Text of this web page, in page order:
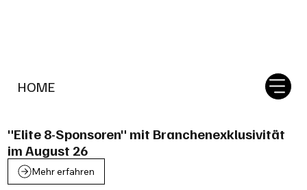
HOME
"Elite 8-Sponsoren" mit Branchenexklusivität
im August 26
Mehr erfahren